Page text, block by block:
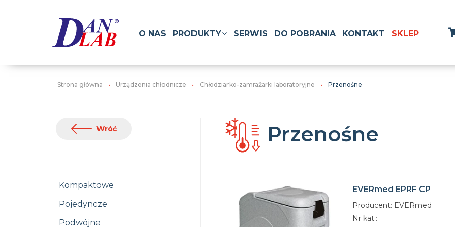
O NAS PRODUKTY SERWIS DO POBRANIA KONTAKT SKLEP
Strona główna Urządzenia chłodnicze Chłodziarko-zamrażarki laboratoryjne Przenośne
Wróć
Kompaktowe
Pojedyncze
Podwójne
Przenośne
EVERmed EPRF CP
Producent: EVERmed
Nr kat.: